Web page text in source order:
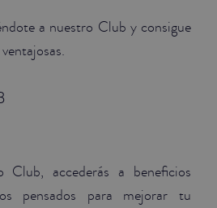
a nuestro Club y consigue
accederás a beneficios
pensados para mejorar tu